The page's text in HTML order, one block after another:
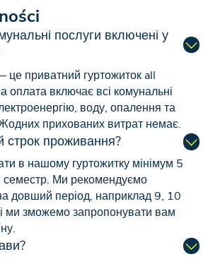
послуги включені у
це приватний гуртожиток all
оплата включає всі комунальні
воду, опалення та
прихованих витрат немає.
строк проживання?
в нашому гуртожитку мінімум 5
семестр. Ми рекомендуємо
довший період, наприклад 9, 10
ми зможемо запропонувати вам